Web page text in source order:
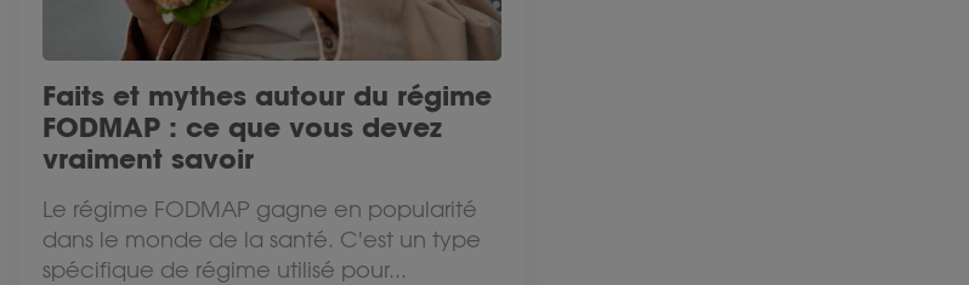
Faits et mythes autour du régime
FODMAP : ce que vous devez
vraiment savoir
Le régime FODMAP gagne en popularité
dans le monde de la santé. C'est un type
spécifique de régime utilisé pour...